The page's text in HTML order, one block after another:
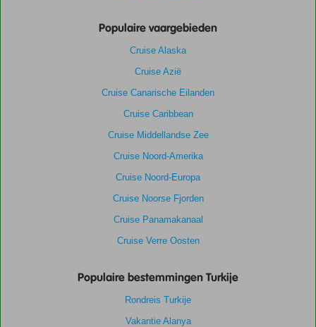
Populaire vaargebieden
Cruise Alaska
Cruise Azië
Cruise Canarische Eilanden
Cruise Caribbean
Cruise Middellandse Zee
Cruise Noord-Amerika
Cruise Noord-Europa
Cruise Noorse Fjorden
Cruise Panamakanaal
Cruise Verre Oosten
Populaire bestemmingen Turkije
Rondreis Turkije
Vakantie Alanya